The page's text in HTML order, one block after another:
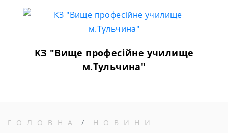
КЗ "Вище професійне училище
м.Тульчина"
ГОЛОВНА
НОВИНИ